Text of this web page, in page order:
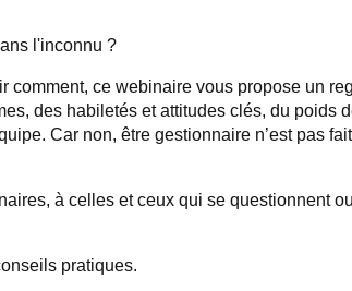
l'inconnu ?
comment, ce webinaire vous propose un
des habiletés et attitudes clés, du poids
Car non, être gestionnaire n’est pas
, à celles et ceux qui se questionnent
pratiques.